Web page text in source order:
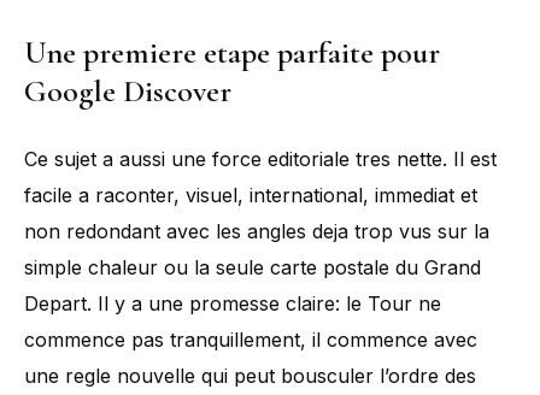
Une premiere etape parfaite pour
Google Discover
Ce sujet a aussi une force editoriale tres nette. Il est
facile a raconter, visuel, international, immediat et
non redondant avec les angles deja trop vus sur la
simple chaleur ou la seule carte postale du Grand
Depart. Il y a une promesse claire: le Tour ne
commence pas tranquillement, il commence avec
une regle nouvelle qui peut bousculer l’ordre des